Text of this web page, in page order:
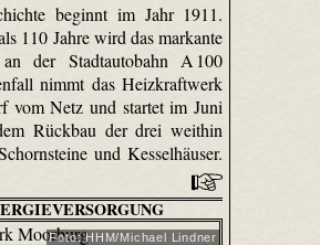
beginnt im Jahr 1911.
110 Jahre wird das markante
der Stadtautobahn A 100
nimmt das Heizkraftwerk
vom Netz und startet im Juni
Rückbau der drei weithin
und Kesselhäuser.
Foto: HHM/Michael Lindner